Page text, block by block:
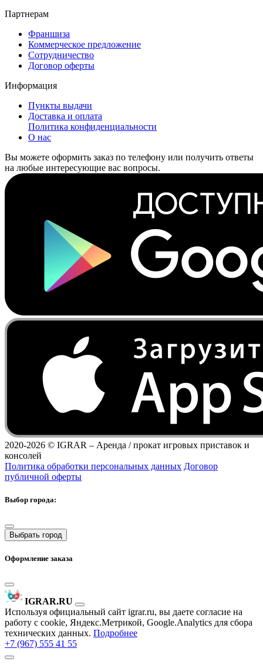
Партнерам
Франшиза
Коммерческое предложение
Сотрудничество
Договор оферты
Информация
Пункты выдачи
Доставка и оплата
Политика конфиденциальности
О нас
Вы можете оформить заказ по телефону или получить ответы
на любые интересующие вас вопросы.
2020-2026 © IGRAR – Аренда / прокат игровых приставок и
консолей
Политика обработки персональных данных Договор
публичной оферты
Выбор города:
Выбрать город
Оформление заказа
IGRAR.RU
Используя официальный сайт igrar.ru, вы даете согласие на
работу с cookie, Яндекс.Метрикой, Google.Analytics для сбора
технических данных. Подробнее
+7 (967) 555 41 55